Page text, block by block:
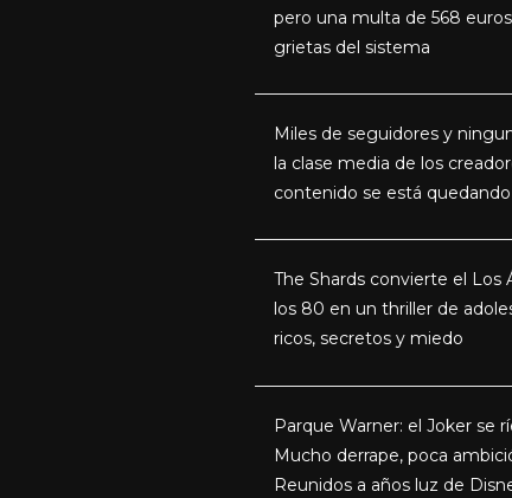
pero una multa de 568
grietas del sistema
Miles de seguidores y
la clase media de los
contenido se está
The Shards convierte el Los
los 80 en un thriller de
ricos, secretos y miedo
Parque Warner: el Joker se
Mucho derrape, poca
Reunidos a años luz de